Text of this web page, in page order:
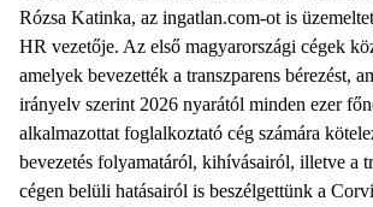
Rózsa Katinka, az ingatlan.com-ot is
HR vezetője. Az első magyarországi cégek
amelyek bevezették a transzparens bérezést,
irányelv szerint 2026 nyarától minden ezer
alkalmazottat foglalkoztató cég számára
bevezetés folyamatáról, kihívásairól, illetve a
cégen belüli hatásairól is beszélgettünk a